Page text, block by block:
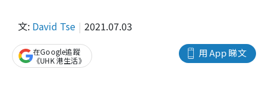
文: David Tse 2021.07.03
用 App 睇文
在Google追蹤
《UHK 港生活》